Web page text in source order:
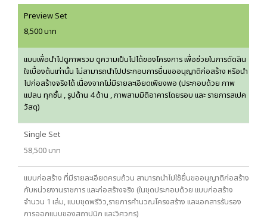
Preview Set
8,500 บาท
แบบเพื่อนำไปดูภาพรวม ดูความเป็นไปได้ของโครงการ เพื่อช่วยในการตัดสิน
ใจเบื้องต้นเท่านั้น ไม่สามารถนำไปประกอบการยื่นขออนุญาติก่อสร้าง หรือนำ
ไปก่อสร้างจริงได้ เนื่องจากไม่มีรายละเอียดเพียงพอ (ประกอบด้วย ภาพ
แปลน ทุกชั้น , รูปด้าน 4 ด้าน , ภาพสามมิติอาคารโดยรอบ และ รายการสเปค
วัสดุ)
Single Set
58,500 บาท
แบบก่อสร้าง ที่มีรายละเอียดครบถ้วน สามารถนำไปใช้ยื่นขออนุญาติก่อสร้าง
กับหน่วยงานราชการ และก่อสร้างจริง (ในชุดประกอบด้วย แบบก่อสร้าง
จำนวน 1 เล่ม, แบบชุดพรีวิว,รายการคำนวณโครงสร้าง และเอกสารรับรอง
การออกแบบของสถาปนิก และวิศวกร)